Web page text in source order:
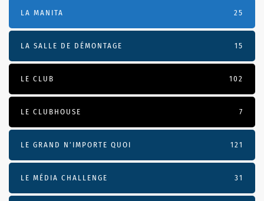
LA MANITA 25
LA SALLE DE DÉMONTAGE 15
LE CLUB 102
LE CLUBHOUSE 7
LE GRAND N’IMPORTE QUOI 121
LE MÉDIA CHALLENGE 31